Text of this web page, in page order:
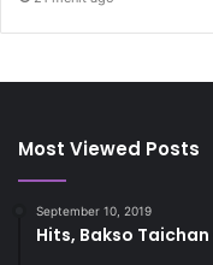
Most Viewed Posts
September 10, 2019
Hits, Bakso